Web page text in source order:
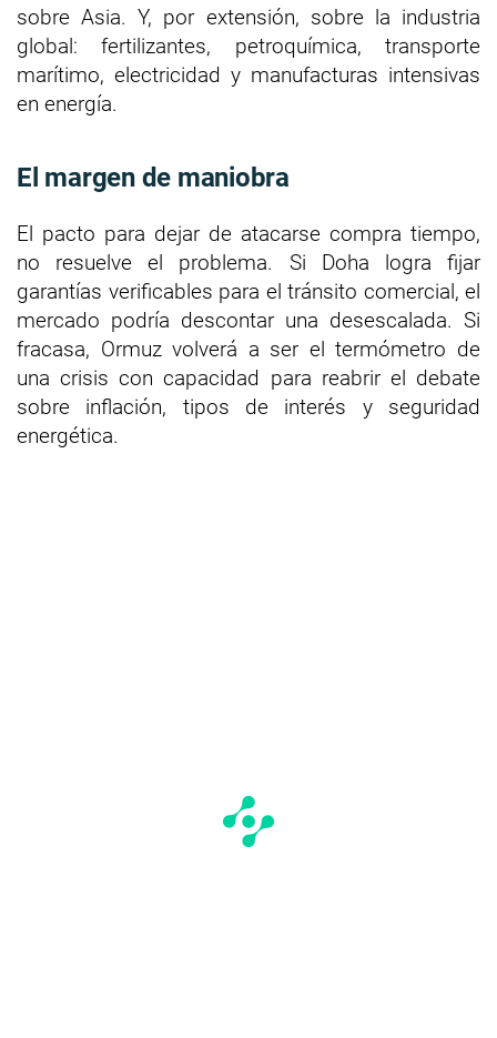
sobre Asia. Y, por extensión, sobre la industria
global: fertilizantes, petroquímica, transporte
marítimo, electricidad y manufacturas intensivas
en energía.
El margen de maniobra
El pacto para dejar de atacarse compra tiempo,
no resuelve el problema. Si Doha logra fijar
garantías verificables para el tránsito comercial, el
mercado podría descontar una desescalada. Si
fracasa, Ormuz volverá a ser el termómetro de
una crisis con capacidad para reabrir el debate
sobre inflación, tipos de interés y seguridad
energética.